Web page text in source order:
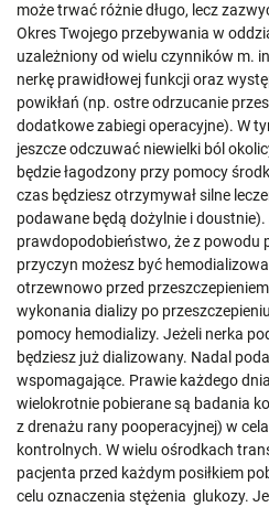
może trwać różnie długo, lecz
Okres Twojego przebywania w
uzależniony od wielu czynników m.
nerkę prawidłowej funkcji oraz
powikłań (np. ostre odrzucanie
dodatkowe zabiegi operacyjne). W
jeszcze odczuwać niewielki ból
będzie łagodzony przy pomocy
czas będziesz otrzymywał silne
podawane będą dożylnie i
prawdopodobieństwo, że z powodu
przyczyn możesz być
otrzewnowo przed
wykonania dializy po
pomocy hemodializy. Jeżeli nerka
będziesz już dializowany. Nadal
wspomagające. Prawie każdego
wielokrotnie pobierane są badania
z drenażu rany pooperacyjnej) w
kontrolnych. W wielu ośrodkach
pacjenta przed każdym posiłkiem
celu oznaczenia stężenia glukozy.